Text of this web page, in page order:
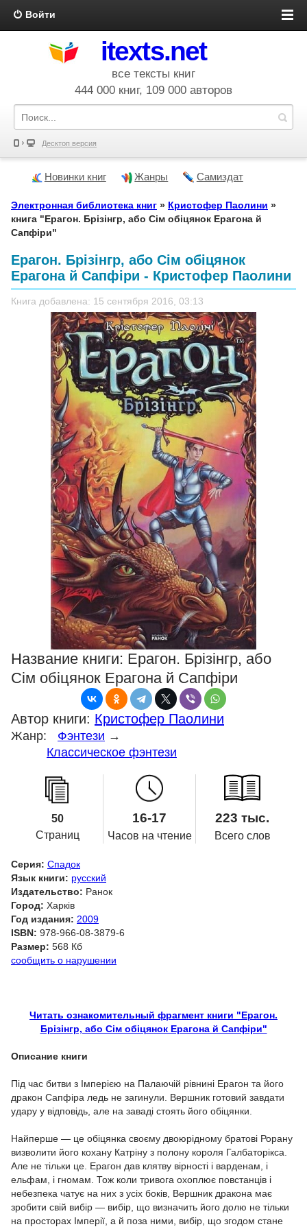
Войти
itexts.net
все тексты книг
444 000 книг, 109 000 авторов
Десктоп версия
Новинки книг Жанры Самиздат
Электронная библиотека книг » Кристофер Паолини »
книга "Ерагон. Брізінгр, або Сім обіцянок Ерагона й
Сапфіри"
Ерагон. Брізінгр, або Сім обіцянок
Ерагона й Сапфіри - Кристофер Паолини
Книга добавлена: 15 сентября 2016, 03:13
Название книги: Ерагон. Брізінгр, або
Сім обіцянок Ерагона й Сапфіри
Автор книги: Кристофер Паолини
Жанр: Фэнтези →
Классическое фэнтези
50
Страниц
16-17
Часов на чтение
223 тыс.
Всего слов
Серия: Спадок
Язык книги: русский
Издательство: Ранок
Город: Харків
Год издания: 2009
ISBN: 978-966-08-3879-6
Размер: 568 Кб
сообщить о нарушении
Читать ознакомительный фрагмент книги "Ерагон.
Брізінгр, або Сім обіцянок Ерагона й Сапфіри"
Описание книги
Під час битви з Імперією на Палаючій рівнині Ерагон та його
дракон Сапфіра ледь не загинули. Вершник готовий завдати
удару у відповідь, але на заваді стоять його обіцянки.
Найперше — це обіцянка своєму двоюрідному братові Рорану
визволити його кохану Катріну з полону короля Галбаторікса.
Але не тільки це. Ерагон дав клятву вірності і варденам, і
ельфам, і гномам. Тож коли тривога охоплює повстанців і
небезпека чатує на них з усіх боків, Вершник дракона має
зробити свій вибір — вибір, що визначить його долю не тільки
на просторах Імперії, а й поза ними, вибір, що згодом стане